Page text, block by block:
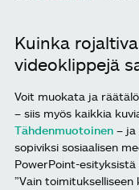
Kuinka
videoklippejä
Voit muokata ja
– siis myös kaikkia
Tähdenmuotoinen – ja
sopiviksi sosiaalisen
PowerPoint-
”Vain